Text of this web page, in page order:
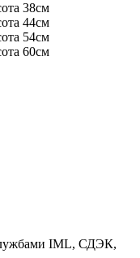
38см
44см
54см
60см
IML, СДЭК,